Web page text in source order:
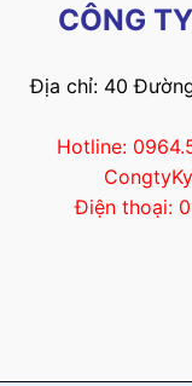
CÔNG
Địa chỉ: 40 Đường
Hotline:
Điện thoại: